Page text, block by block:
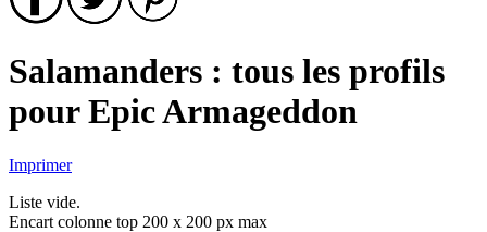
Salamanders : tous les profils
pour Epic Armageddon
Imprimer
Liste vide.
Encart colonne top 200 x 200 px max